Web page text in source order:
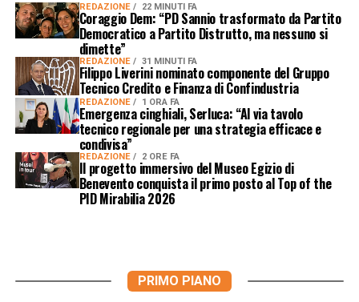
REDAZIONE 22 MINUTI FA
Coraggio Dem: “PD Sannio trasformato da Partito
Democratico a Partito Distrutto, ma nessuno si
dimette”
REDAZIONE 31 MINUTI FA
Filippo Liverini nominato componente del Gruppo
Tecnico Credito e Finanza di Confindustria
REDAZIONE 1 ORA FA
Emergenza cinghiali, Serluca: “Al via tavolo
tecnico regionale per una strategia efficace e
condivisa”
REDAZIONE 2 ORE FA
Il progetto immersivo del Museo Egizio di
Benevento conquista il primo posto al Top of the
PID Mirabilia 2026
PRIMO PIANO